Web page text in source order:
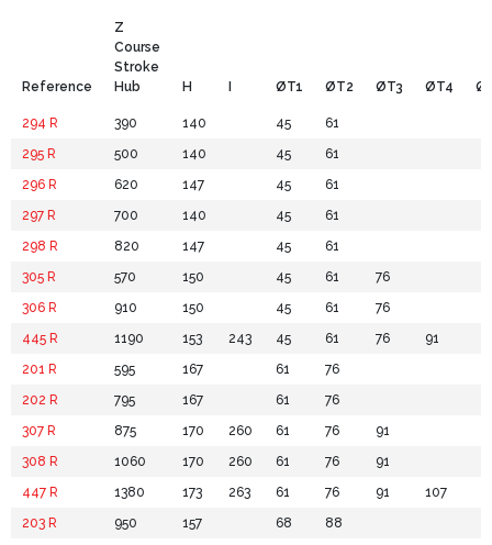
Reference
Z
Course
Stroke
Hub
H ØT1 ØT2 ØT3 ØT4
294 R 390 140 45
61
295 R
500 140 45
61
296 R
620 147 45
61
297 R
700 140 45
61
298 R
820 147 45
61
305 R
570 150 45 61
76
306 R
910 150 45 61
76
445 R
1190 153 243 45 61 76
91
201 R
595 167 61
76
202 R
795 167 61
76
307 R
875 170 260 61 76
91
308 R
1060 170 260 61 76
91
447 R
1380 173 263 61 76 91
107
203 R
950 157 68
88